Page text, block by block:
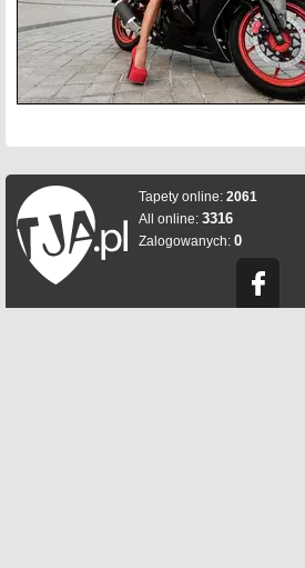
Tapety online: 2061
All online: 3316
Zalogowanych: 0